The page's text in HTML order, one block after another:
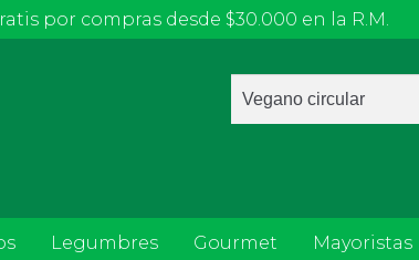
por compras desde $30.000 en la R.M.
Búsqueda
Legumbres Gourmet Mayoristas